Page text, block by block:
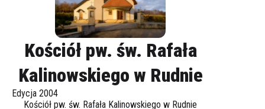
Kościół pw. św. Rafała
Kalinowskiego w Rudnie
Edycja 2004
Kościół pw. św. Rafała Kalinowskiego w Rudnie